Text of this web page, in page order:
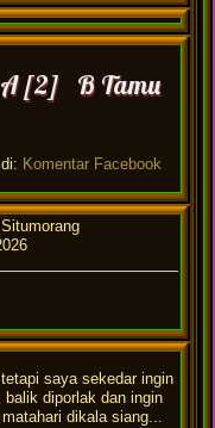
[2] B Tamu
Komentar Facebook
saya sekedar ingin
balik diporlak dan ingin
dikala siang...